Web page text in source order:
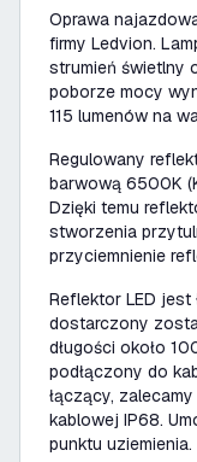
Oprawa
firmy Ledvion.
strumień świetlny
poborze mocy
115 lumenów na
Regulowany
barwową 6500K
Dzięki temu
stworzenia
przyciemnienie
Reflektor LED jest
dostarczony
długości około
podłączony do
łączący,
kablowej IP68.
punktu uziemienia.